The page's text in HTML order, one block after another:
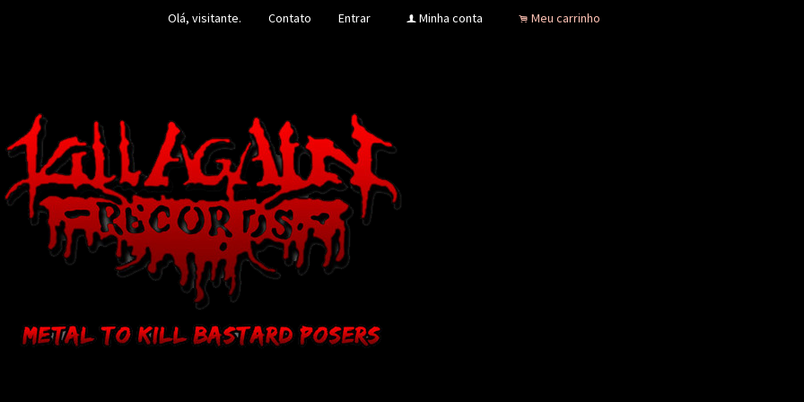
Olá, visitante. Contato Entrar f Minha conta . Meu carrinho